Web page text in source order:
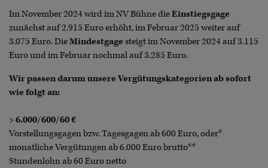
Im November 2024 wird im NV Bühne dieEinstiegsgage
zunächst auf 2.915 Euro erhöht, im Februar 2025 weiter auf
3.075 Euro. DieMindestgagesteigt im November 2024 auf 3.115
Euro und im Februar nochmal auf 3.285 Euro.
Wir passen darum unsere Vergütungskategorien ab sofort
wie folgt an:
> 6.000/600/60 €
Vorstellungsgagen bzw. Tagesgagen ab 600 Euro, oder*
monatliche Vergütungen ab 6.000 Euro brutto**
Stundenlohn ab 60 Euro netto